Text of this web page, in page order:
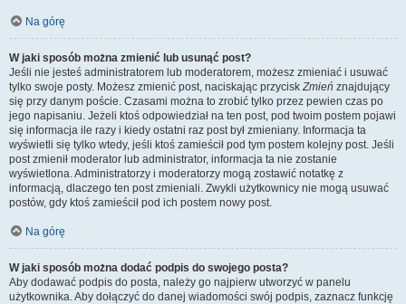
Na górę
W jaki sposób można zmienić lub usunąć post?
Jeśli nie jesteś administratorem lub moderatorem, możesz zmieniać i usuwać
tylko swoje posty. Możesz zmienić post, naciskając przyciskZmień znajdujący
się przy danym poście. Czasami można to zrobić tylko przez pewien czas po
jego napisaniu. Jeżeli ktoś odpowiedział na ten post, pod twoim postem pojawi
się informacja ile razy i kiedy ostatni raz post był zmieniany. Informacja ta
wyświetli się tylko wtedy, jeśli ktoś zamieścił pod tym postem kolejny post. Jeśli
post zmienił moderator lub administrator, informacja ta nie zostanie
wyświetlona. Administratorzy i moderatorzy mogą zostawić notatkę z
informacją, dlaczego ten post zmieniali. Zwykli użytkownicy nie mogą usuwać
postów, gdy ktoś zamieścił pod ich postem nowy post.
Na górę
W jaki sposób można dodać podpis do swojego posta?
Aby dodawać podpis do posta, należy go najpierw utworzyć w panelu
użytkownika. Aby dołączyć do danej wiadomości swój podpis, zaznacz funkcję